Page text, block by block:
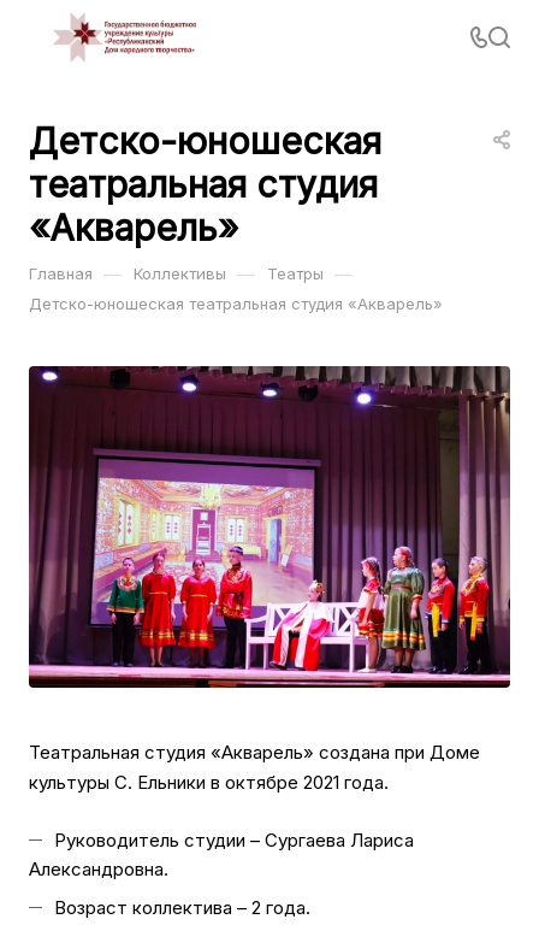
Детско-юношеская
театральная студия
«Акварель»
Главная — Коллективы — Театры —
Детско-юношеская театральная студия «Акварель»
Театральная студия «Акварель» создана при Доме
культуры С. Ельники в октябре 2021 года.
Руководитель студии – Сургаева Лариса
Александровна.
Возраст коллектива – 2 года.